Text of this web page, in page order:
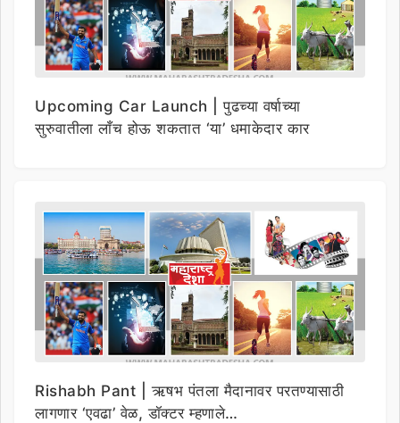
Upcoming Car Launch | पुढच्या वर्षाच्या
सुरुवातीला लाँच होऊ शकतात ‘या’ धमाकेदार कार
Rishabh Pant | ऋषभ पंतला मैदानावर परतण्यासाठी
लागणार ‘एवढा’ वेळ, डॉक्टर म्हणाले…